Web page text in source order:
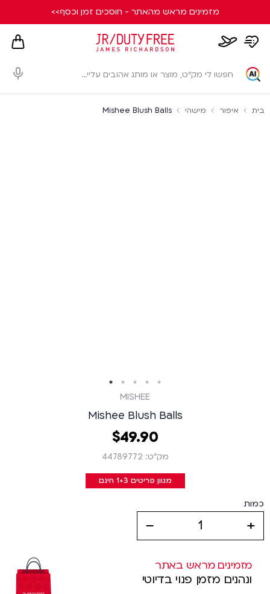
מזמינים מראש מהאתר - חוסכים זמן וכסף>>
whishlist
page
card
בית איפור מישהי Mishee Blush Balls
MISHEE
Mishee Blush Balls
49.90
‏
$
מק״ט: 44789772
מגוון פריטים 1+3 חינם
כמות
מזמינים מראש באתר
ונהנים מזמן פנוי בדיוטי